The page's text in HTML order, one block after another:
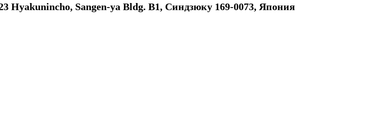
Hyakunincho, Sangen-ya Bldg. B1, Синдзюку 169-0073, Япония